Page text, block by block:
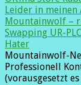
Leider in meinen
Mountainwolf –
Swapping UR-
Hater
Mountainwolf-
Professionell
(vorausgesetzt